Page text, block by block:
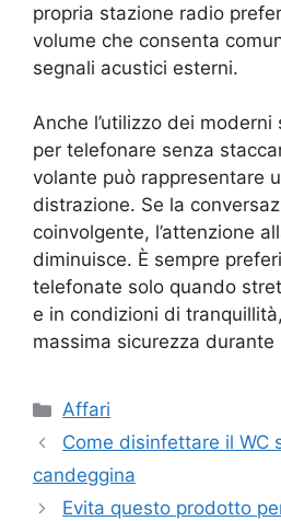
propria stazione radio
volume che consenta
segnali acustici esterni.
Anche l’utilizzo dei
per telefonare senza
volante può rappresentare
distrazione. Se la
coinvolgente, l’attenzione
diminuisce. È sempre
telefonate solo quando
e in condizioni di
massima sicurezza durante
Categorie
Affari
Come disinfettare il WC
candeggina
Evita questo prodotto